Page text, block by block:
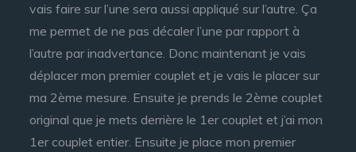
vais faire sur l’une sera aussi appliqué sur l’autre. Ça
me permet de ne pas décaler l’une par rapport à
l’autre par inadvertance. Donc maintenant je vais
déplacer mon premier couplet et je vais le placer sur
ma 2ème mesure. Ensuite je prends le 2ème couplet
original que je mets derrière le 1er couplet et j’ai mon
1er couplet entier. Ensuite je place mon premier